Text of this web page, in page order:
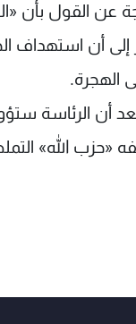
عن القول بأن
إلى أن استهداف
الهجرة.
أن الرئاسة
«حزب الله»